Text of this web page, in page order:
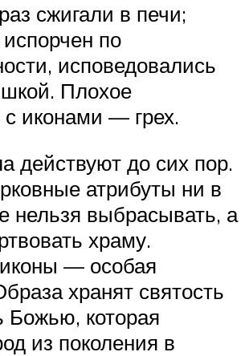
сжигали в печи;
по
исповедовались
Плохое
иконами — грех.
действуют до сих пор.
атрибуты ни в
нельзя выбрасывать, а
храму.
— особая
хранят святость
Божью, которая
из поколения в